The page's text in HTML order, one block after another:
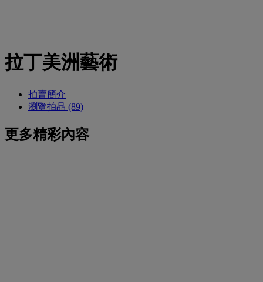
拉丁美洲藝術
拍賣簡介
瀏覽拍品 (89)
更多精彩內容